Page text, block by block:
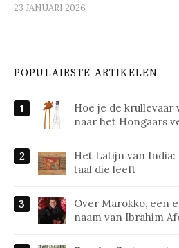
23 JANUARI 2026
POPULAIRSTE ARTIKELEN
Hoe je de krullevaar
naar het Hongaars
Het Latijn van India:
taal die leeft
Over Marokko, een
naam van Ibrahim